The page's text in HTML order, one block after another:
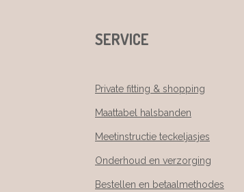
SERVICE
Private fitting & shopping
Maattabel halsbanden
Meetinstructie teckeljasjes
Onderhoud en verzorging
Bestellen en betaalmethodes